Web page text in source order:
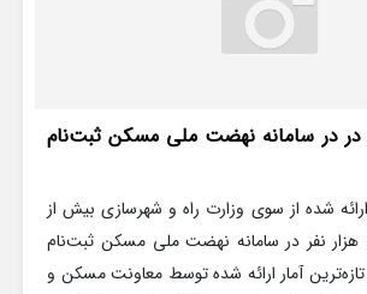
در در سامانه نهضت ملی مسکن ثبت‌نام
ارائه شده از سوی وزارت راه و شهرسازی بیش از
یک میلیون و ۷۳۴ هزار نفر در سامانه نهضت ملی‌ مسکن ثبت‌نام
آمار ارائه شده توسط معاونت مسکن و